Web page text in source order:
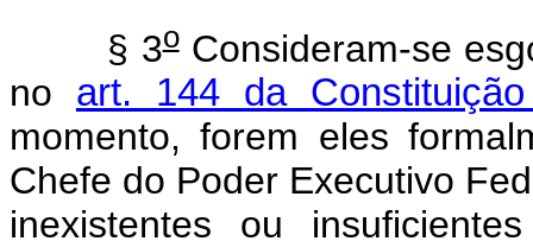
§ 3oConsideram-se
no art. 144 da
momento, forem eles
Chefe do Poder Executivo
inexistentes ou